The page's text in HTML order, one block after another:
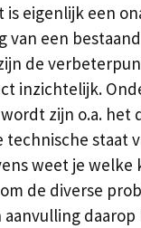
is eigenlijk een
van een
de
inzichtelijk.
zijn o.a. het
staat
weet je welke
de diverse
daarop